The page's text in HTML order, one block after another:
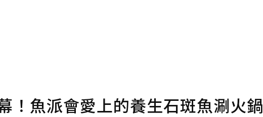
！魚派會愛上的養生石斑魚涮火鍋